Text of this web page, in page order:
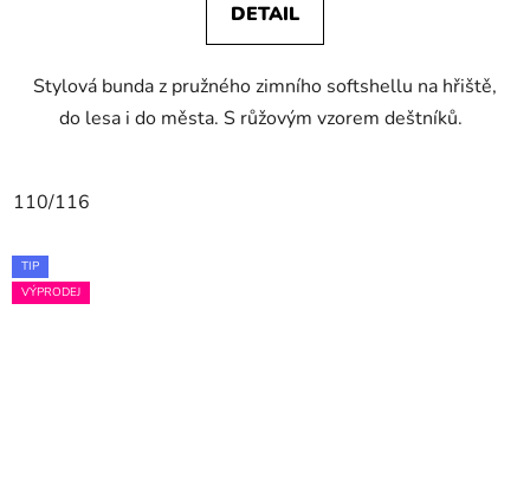
DETAIL
Stylová bunda z pružného zimního softshellu na hřiště,
do lesa i do města. S růžovým vzorem deštníků.
110/116
TIP
VÝPRODEJ